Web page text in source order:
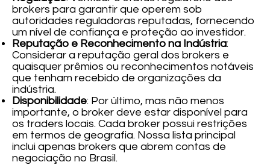
brokers para garantir que operem sob
autoridades reguladoras reputadas, fornecendo
um nível de confiança e proteção ao investidor.
Reputação e Reconhecimento na Indústria:
Considerar a reputação geral dos brokers e
quaisquer prêmios ou reconhecimentos notáveis
que tenham recebido de organizações da
indústria.
Disponibilidade: Por último, mas não menos
importante, o broker deve estar disponível para
os traders locais. Cada broker possui restrições
em termos de geografia. Nossa lista principal
inclui apenas brokers que abrem contas de
negociação no Brasil.